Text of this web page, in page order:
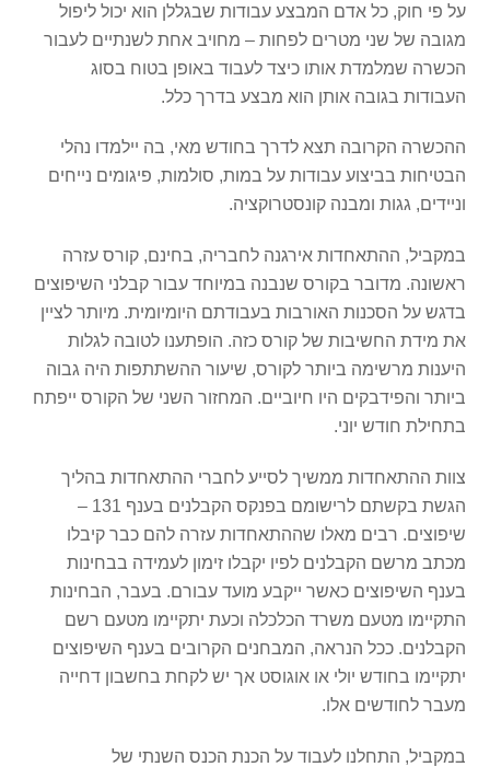
על פי חוק, כל אדם המבצע עבודות שבגללן הוא יכול ליפול
מגובה של שני מטרים לפחות – מחויב אחת לשנתיים לעבור
הכשרה שמלמדת אותו כיצד לעבוד באופן בטוח בסוג
העבודות בגובה אותן הוא מבצע בדרך כלל.
ההכשרה הקרובה תצא לדרך בחודש מאי, בה יילמדו נהלי
הבטיחות בביצוע עבודות על במות, סולמות, פיגומים נייחים
וניידים, גגות ומבנה קונסטרוקציה.
במקביל, ההתאחדות אירגנה לחבריה, בחינם, קורס עזרה
ראשונה. מדובר בקורס שנבנה במיוחד עבור קבלני השיפוצים
בדגש על הסכנות האורבות בעבודתם היומיומית. מיותר לציין
את מידת החשיבות של קורס כזה. הופתענו לטובה לגלות
היענות מרשימה ביותר לקורס, שיעור ההשתתפות היה גבוה
ביותר והפידבקים היו חיוביים. המחזור השני של הקורס ייפתח
בתחילת חודש יוני.
צוות ההתאחדות ממשיך לסייע לחברי ההתאחדות בהליך
הגשת בקשתם לרישומם בפנקס הקבלנים בענף 131 –
שיפוצים. רבים מאלו שההתאחדות עזרה להם כבר קיבלו
מכתב מרשם הקבלנים לפיו יקבלו זימון לעמידה בבחינות
בענף השיפוצים כאשר ייקבע מועד עבורם. בעבר, הבחינות
התקיימו מטעם משרד הכלכלה וכעת יתקיימו מטעם רשם
הקבלנים. ככל הנראה, המבחנים הקרובים בענף השיפוצים
יתקיימו בחודש יולי או אוגוסט אך יש לקחת בחשבון דחייה
מעבר לחודשים אלו.
במקביל, התחלנו לעבוד על הכנת הכנס השנתי של